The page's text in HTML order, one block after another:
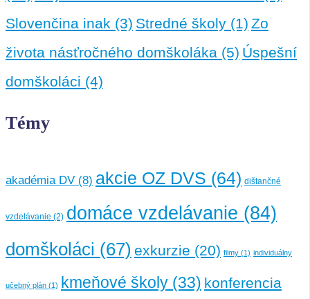
Slovenčina inak (3) Stredné školy (1) Zo
života násťročného domškoláka (5) Úspešní
domškoláci (4)
Témy
akadémia DV (8) akcie OZ DVS (64) dištančné
vzdelávanie (2) domáce vzdelávanie (84)
domškoláci (67) exkurzie (20) filmy (1) individuálny
učebný plán (1) kmeňové školy (33) konferencia